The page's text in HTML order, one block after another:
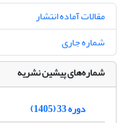
مقالات آماده انتشار
شماره جاری
شماره‌های پیشین نشریه
دوره 33 (1405)